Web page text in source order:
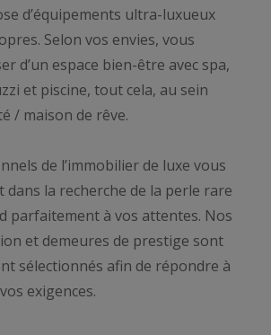
d’équipements ultra-luxueux
Selon vos envies, vous
d’un espace bien-être avec spa,
et piscine, tout cela, au sein
/ maison de rêve.
de l’immobilier de luxe vous
dans la recherche de la perle rare
parfaitement à vos attentes. Nos
et demeures de prestige sont
sélectionnés afin de répondre à
exigences.